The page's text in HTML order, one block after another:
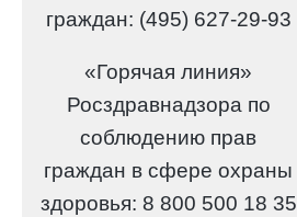
граждан: (495) 627-29-93
«Горячая линия»
Росздравнадзорапо
соблюдению прав
граждан в сфере охраны
здоровья: 8 800 500 18 35